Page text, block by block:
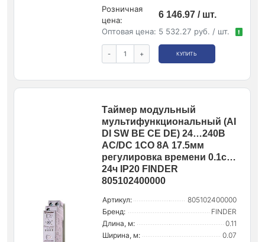
Розничная
цена:
6 146.97 / шт.
Оптовая цена: 5 532.27 руб. / шт. !
- + КУПИТЬ
Таймер модульный
мультифункциональный (AI
DI SW BE CE DE) 24…240В
AC/DC 1CO 8А 17.5мм
регулировка времени 0.1с…
24ч IP20 FINDER
805102400000
Артикул:
805102400000
Бренд:
FINDER
Длина, м:
0.11
Ширина, м:
0.07